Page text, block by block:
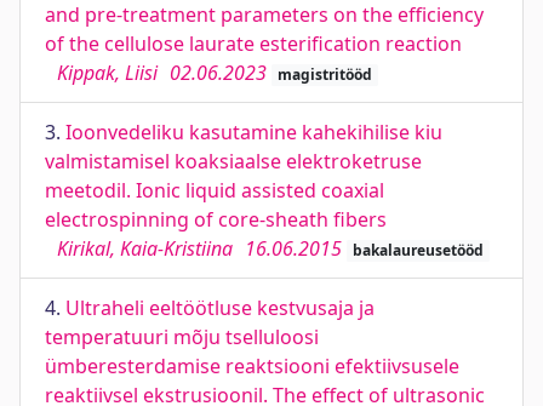
and pre-treatment parameters on the efficiency
of the cellulose laurate esterification reaction
Kippak, Liisi 02.06.2023 magistritööd
3. Ioonvedeliku kasutamine kahekihilise kiu
valmistamisel koaksiaalse elektroketruse
meetodil. Ionic liquid assisted coaxial
electrospinning of core-sheath fibers
Kirikal, Kaia-Kristiina 16.06.2015 bakalaureusetööd
4. Ultraheli eeltöötluse kestvusaja ja
temperatuuri mõju tselluloosi
ümberesterdamise reaktsiooni efektiivsusele
reaktiivsel ekstrusioonil. The effect of ultrasonic